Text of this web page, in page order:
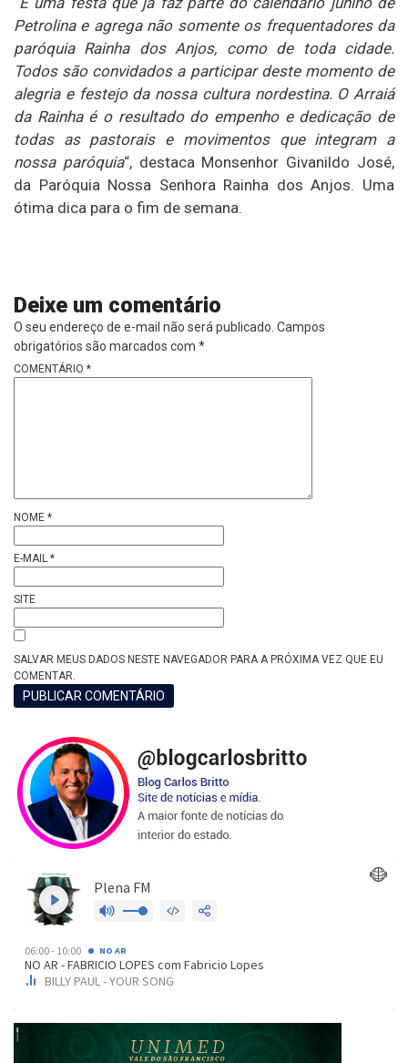
Petrolina e agrega não somente os frequentadores da
paróquia Rainha dos Anjos, como de toda cidade.
Todos são convidados a participar deste momento de
alegria e festejo da nossa cultura nordestina. O Arraiá
da Rainha é o resultado do empenho e dedicação de
todas as pastorais e movimentos que integram a
nossa paróquia“, destaca Monsenhor Givanildo José,
da Paróquia Nossa Senhora Rainha dos Anjos. Uma
ótima dica para o fim de semana.
Deixe um comentário
O seu endereço de e-mail não será publicado. Campos
obrigatórios são marcados com *
COMENTÁRIO *
NOME *
E-MAIL *
SITE
SALVAR MEUS DADOS NESTE NAVEGADOR PARA A PRÓXIMA VEZ QUE EU
COMENTAR.